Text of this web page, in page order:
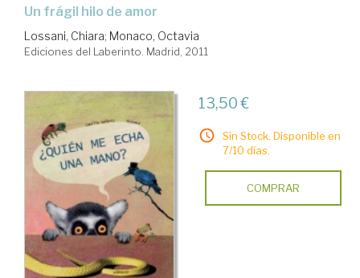
un frágil hilo de amor
Lossani, Chiara; Monaco, Octavia
Ediciones del Laberinto. Madrid, 2011
13,50 €
Sin Stock. Disponible en
7/10 días.
COMPRAR